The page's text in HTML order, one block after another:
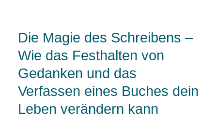
Die Magie des Schreibens –
Wie das Festhalten von
Gedanken und das
Verfassen eines Buches dein
Leben verändern kann